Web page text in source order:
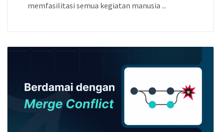
memfasilitasi semua kegiatan manusia ...